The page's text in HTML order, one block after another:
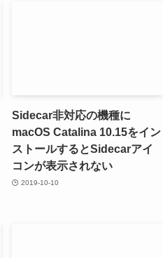
Sidecar非対応の機種に
macOS Catalina 10.15をイン
ストールするとSidecarアイ
コンが表示されない
2019-10-10